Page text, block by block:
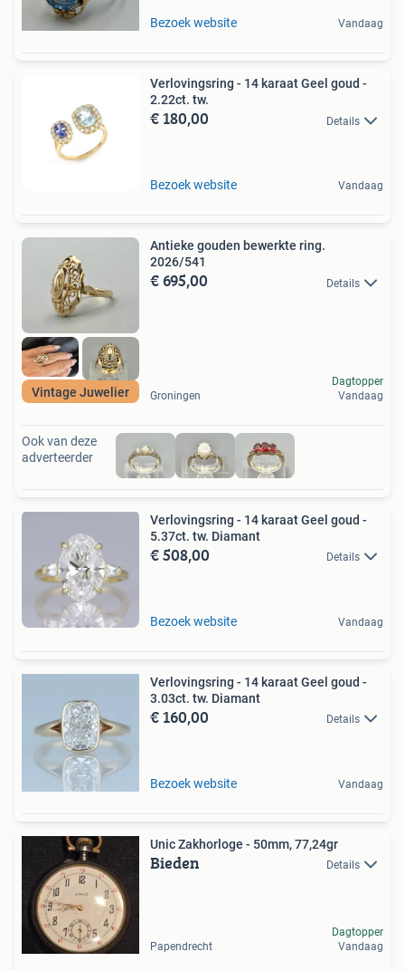
Bezoek website Vandaag
Verlovingsring - 14 karaat Geel goud -
2.22ct. tw.
€ 180,00 Details
Bezoek website Vandaag
Vintage Juwelier
Antieke gouden bewerkte ring.
2026/541
€ 695,00 Details
Groningen
Dagtopper
Vandaag
Ook van deze
adverteerder
Verlovingsring - 14 karaat Geel goud -
5.37ct. tw. Diamant
€ 508,00 Details
Bezoek website Vandaag
Verlovingsring - 14 karaat Geel goud -
3.03ct. tw. Diamant
€ 160,00 Details
Bezoek website Vandaag
Unic Zakhorloge - 50mm, 77,24gr
Bieden Details
Papendrecht
Dagtopper
Vandaag